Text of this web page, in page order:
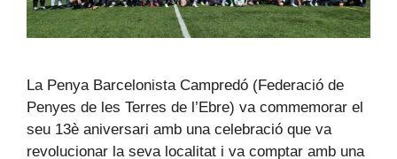
La Penya Barcelonista Campredó (Federació de
Penyes de les Terres de l’Ebre) va commemorar el
seu 13è aniversari amb una celebració que va
revolucionar la seva localitat i va comptar amb una